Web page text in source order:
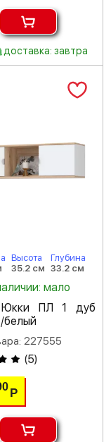
доставка: завтра
Высота
35.2 см
Глубина
33.2 см
мало
Юкки ПЛ 1 дуб
белый
227555
(5)
Р